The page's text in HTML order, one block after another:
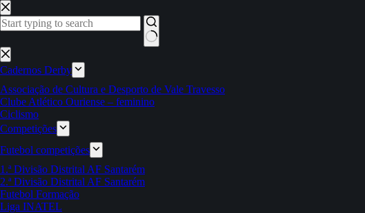
Pular
para
o
Sem
resultados
Cadernos Derby
Associação de Cultura e Desporto de Vale Travesso
Clube Atlético Ouriense – feminino
Ciclismo
Competições
Futebol competições
1.ª Divisão Distrital AF Santarém
2.ª Divisão Distrital AF Santarém
Futebol Formação
Liga INATEL